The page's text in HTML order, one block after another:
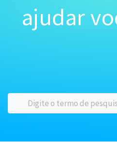
ajudar